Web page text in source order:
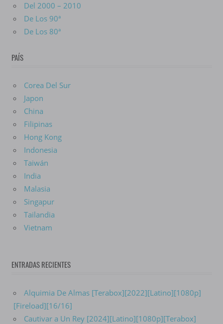
Del 2000 – 2010
De Los 90ª
De Los 80ª
PAÍS
Corea Del Sur
Japon
China
Filipinas
Hong Kong
Indonesia
Taiwán
India
Malasia
Singapur
Tailandia
Vietnam
ENTRADAS RECIENTES
Alquimia De Almas [Terabox][2022][Latino][1080p]
[Fireload][16/16]
Cautivar a Un Rey [2024][Latino][1080p][Terabox]